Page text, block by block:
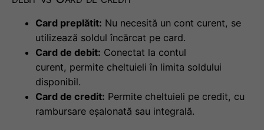
Card preplătit: Nu necesită un cont curent, se
utilizează soldul încărcat pe card.
Card de debit: Conectat la contul
curent, permite cheltuieli în limita soldului
disponibil.
Card de credit: Permite cheltuieli pe credit, cu
rambursare eșalonată sau integrală.